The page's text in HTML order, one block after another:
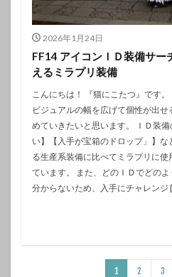
2026年1月24日
FF14 アイコンＩＤ装備サ
えるミラプリ装備
こんにちは！ 『猫にこたつ』です
ビジュアルの幅を広げて個性が出
めていきたいと思います。 ＩＤ装
い】【入手が宝箱のドロップ」】
る生産系装備に比べてミラプリに
ています。 また、どのＩＤでどの
分からないため、入手にチャレンジ
1 2 3